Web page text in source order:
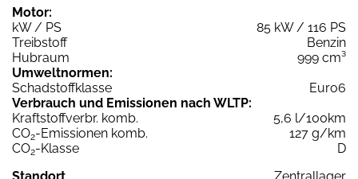
Motor:
kW / PS
85 kW / 116 PS
Treibstoff
Benzin
Hubraum
999 cm³
Umweltnormen:
Schadstoffklasse
Euro6
Verbrauch und Emissionen nach WLTP:
Kraftstoffverbr. komb.
5,6 l/100km
CO2-Emissionen komb.
127 g/km
CO2-Klasse
D